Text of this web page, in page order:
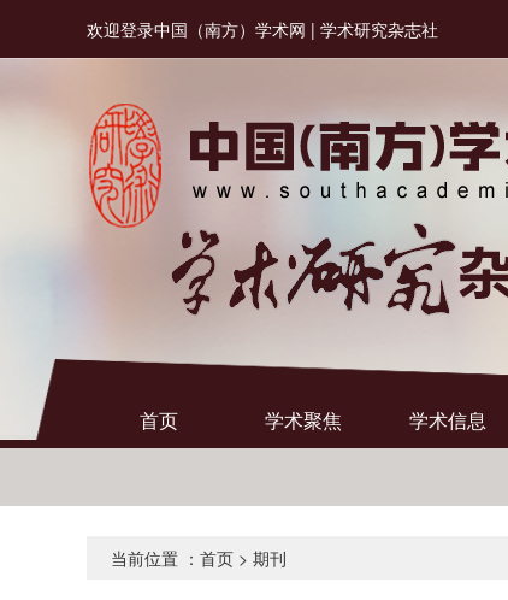
欢迎登录中国（南方）学术网 | 学术研究杂志社
首页 学术聚焦 学术信息
当前位置 ： 首页 > 期刊